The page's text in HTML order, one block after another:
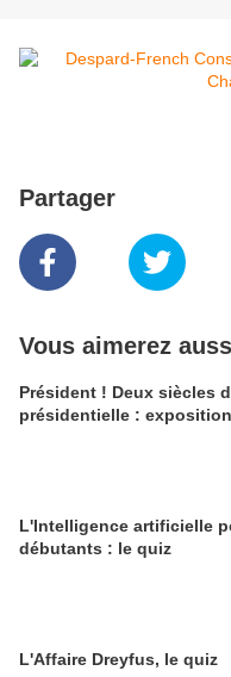
Partager
Vous aimerez
Président ! Deux siècles
présidentielle :
L'Intelligence artificielle
débutants : le quiz
L'Affaire Dreyfus, le quiz